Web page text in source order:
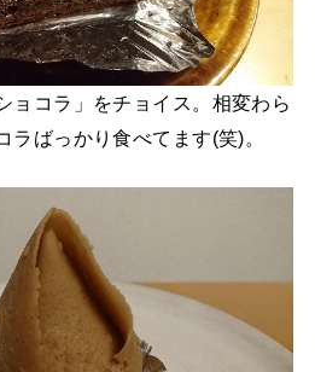
ョコラ」をチョイス。相変わら
ラばっかり食べてます(笑)。